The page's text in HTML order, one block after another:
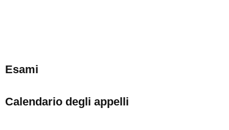
Esami
Calendario degli appelli